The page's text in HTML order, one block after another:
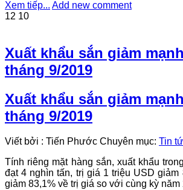
Xem tiếp... Add new comment
12 10
Xuất khẩu sắn giảm
tháng 9/2019
Xuất khẩu sắn giảm
tháng 9/2019
Viết bởi : Tiến Phước Chuyên mục: Tin
Tính riêng mặt hàng sắn, xuất khẩu
đạt 4 nghìn tấn, trị giá 1 triệu USD
giảm 83,1% về trị giá so với cùng kỳ năm